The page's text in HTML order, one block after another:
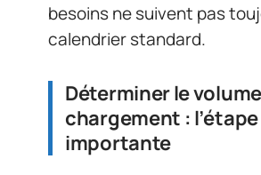
besoins ne suivent pas
calendrier standard.
Déterminer le
chargement :
importante